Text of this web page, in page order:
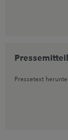
Pressetext